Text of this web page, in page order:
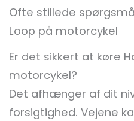
Ofte stillede
Loop på motorcykel
Er det sikkert at køre
motorcykel?
Det afhænger af dit
forsigtighed. Vejene